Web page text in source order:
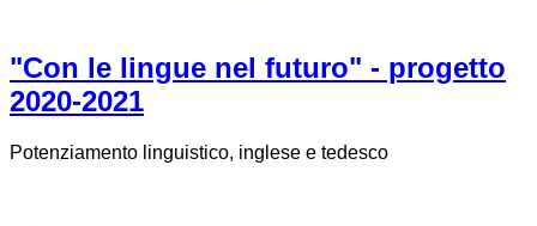
"Con le lingue nel futuro" - progetto
2020-2021
Potenziamento linguistico, inglese e tedesco